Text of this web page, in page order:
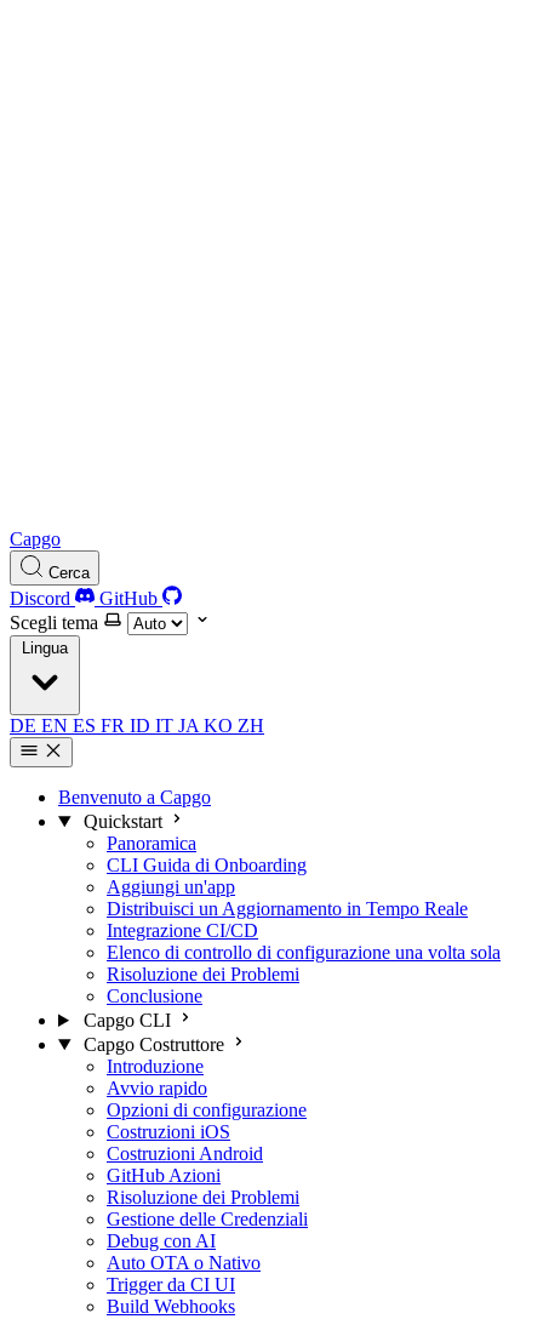
Capgo
Cerca
Discord
GitHub
Scegli tema
Lingua
DE EN ES FR ID IT JA KO ZH
Benvenuto a Capgo
Quickstart
Panoramica
CLI Guida di Onboarding
Aggiungi un'app
Distribuisci un Aggiornamento in Tempo Reale
Integrazione CI/CD
Elenco di controllo di configurazione una volta sola
Risoluzione dei Problemi
Conclusione
Capgo CLI
Capgo Costruttore
Introduzione
Avvio rapido
Opzioni di configurazione
Costruzioni iOS
Costruzioni Android
GitHub Azioni
Risoluzione dei Problemi
Gestione delle Credenziali
Debug con AI
Auto OTA o Nativo
Trigger da CI UI
Build Webhooks